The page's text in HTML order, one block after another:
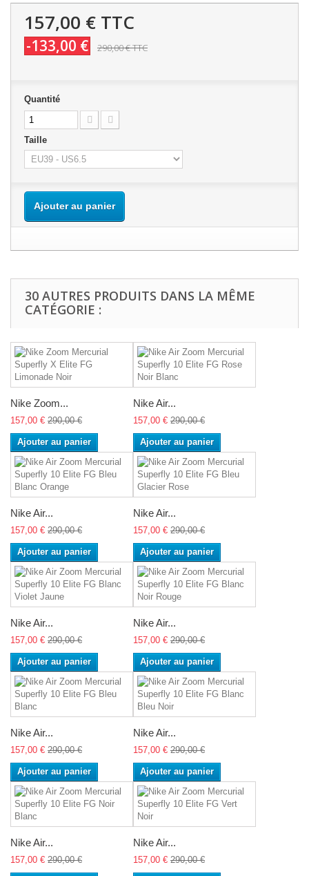
157,00 € TTC
-133,00 € 290,00 €TTC
Quantité
Taille
Ajouter au panier
30 AUTRES PRODUITS DANS LA MÊME
CATÉGORIE :
Nike Zoom...
157,00 € 290,00 €
Ajouter au panier
Nike Air...
157,00 € 290,00 €
Ajouter au panier
Nike Air...
157,00 € 290,00 €
Ajouter au panier
Nike Air...
157,00 € 290,00 €
Ajouter au panier
Nike Air...
157,00 € 290,00 €
Ajouter au panier
Nike Air...
157,00 € 290,00 €
Ajouter au panier
Nike Air...
157,00 € 290,00 €
Ajouter au panier
Nike Air...
157,00 € 290,00 €
Ajouter au panier
Nike Air...
157,00 € 290,00 €
Nike Air...
157,00 € 290,00 €